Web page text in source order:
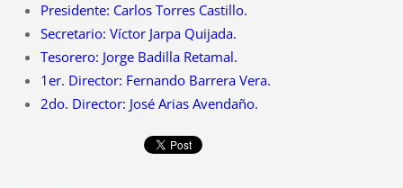
Presidente: Carlos Torres Castillo.
Secretario: Víctor Jarpa Quijada.
Tesorero: Jorge Badilla Retamal.
1er. Director: Fernando Barrera Vera.
2do. Director: José Arias Avendaño.